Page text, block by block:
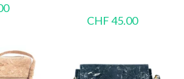
CHF45.00